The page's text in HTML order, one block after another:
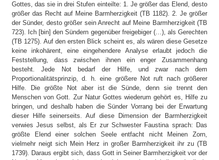
Gottes, das sie in drei Stufen einteilte: 1. Je größer das Elend, desto
größer das Recht auf Meine Barmherzigkeit (TB 1182). 2. Je größer
der Sünder, desto größer sein Anrecht auf Meine Barmherzigkeit (TB
723). Ich [bin] den Sündern gegenüber freigebiger (…), als Gerechten
(TB 1275). Auf den ersten Blick scheint es, als wären diese Gesetze
keine inkohärent, eine eingehendere Analyse erlaubt jedoch die
Feststellung, dass zwischen ihnen ein enger Zusammenhang
besteht. Jede Not bedarf der Hilfe, und zwar nach dem
Proportionalitätsprinzip, d. h. eine größere Not ruft nach größerer
Hilfe. Die größte Not aber ist die Sünde, denn sie trennt den
Menschen von Gott. Zur Natur Gottes wiederum gehört es, Hilfe zu
bringen, und deshalb haben die Sünder Vorrang bei der Erwartung
dieser Hilfe seinerseits. Auf diese Dimension der Barmherzigkeit
verwies Jesus selbst, als Er zur Schwester Faustina sprach: Das
größte Elend einer solchen Seele entfacht nicht Meinen Zorn,
vielmehr neigt sich Mein Herz in großer Barmherzigkeit ihr zu (TB
1739). Daraus ergibt sich, dass Gott in Seiner Barmherzigkeit vor der